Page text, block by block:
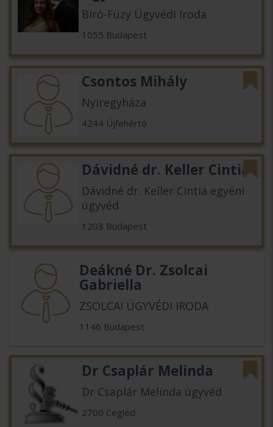
Biró-Füzy Ügyvédi Iroda
1055 Budapest
Csontos Mihály
Nyiregyháza
4244 Újfehértó
Dávidné dr. Keller Cintia
Dávidné dr. Keller Cintia egyéni
ügyvéd
1203 Budapest
Deákné Dr. Zsolcai
Gabriella
ZSOLCAI ÜGYVÉDI IRODA
1146 Budapest
Dr Csaplár Melinda
Dr Csaplár Melinda ügyvéd
2700 Cegléd